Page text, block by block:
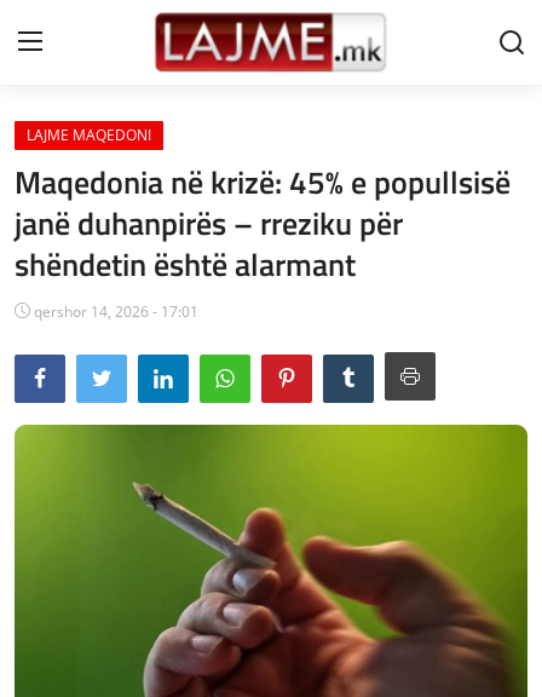
Shtëpi
LAJME MAQEDONI
SHQIPERI
KOSOVA
LAJME NGA BOTA
SHOWBIZ
LAJME MAQEDONI
Maqedonia në krizë: 45% e popullsisë
janë duhanpirës – rreziku për
shëndetin është alarmant
qershor 14, 2026 - 17:01